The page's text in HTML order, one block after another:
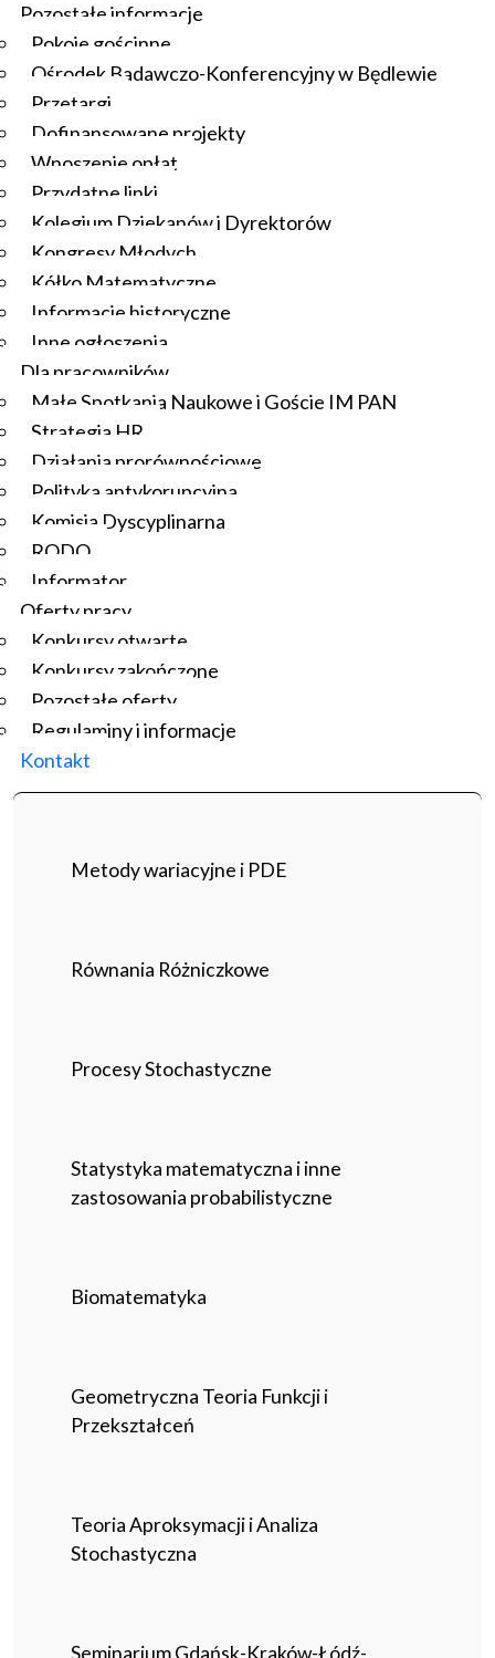
Pozostałe informacje
Pokoje gościnne
Ośrodek Badawczo-Konferencyjny w Będlewie
Przetargi
Dofinansowane projekty
Wnoszenie opłat
Przydatne linki
Kolegium Dziekanów i Dyrektorów
Kongresy Młodych
Kółko Matematyczne
Informacje historyczne
Inne ogłoszenia
Dla pracowników
Małe Spotkania Naukowe i Goście IM PAN
Strategia HR
Działania prorównościowe
Polityka antykorupcyjna
Komisja Dyscyplinarna
RODO
Informator
Oferty pracy
Konkursy otwarte
Konkursy zakończone
Pozostałe oferty
Regulaminy i informacje
Kontakt
Metody wariacyjne i PDE
Równania Różniczkowe
Procesy Stochastyczne
Statystyka matematyczna i inne
zastosowania probabilistyczne
Biomatematyka
Geometryczna Teoria Funkcji i
Przekształceń
Teoria Aproksymacji i Analiza
Stochastyczna